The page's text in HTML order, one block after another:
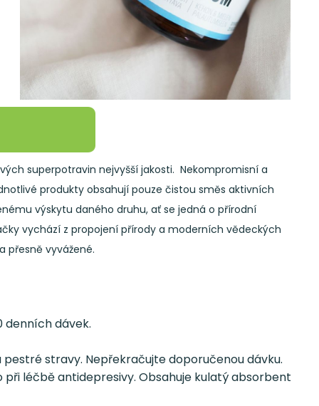
superpotravin nejvyšší jakosti. Nekompromisní a
produkty obsahují pouze čistou směs aktivních
výskytu daného druhu, ať se jedná o přírodní
vychází z propojení přírody a moderních vědeckých
přesně vyvážené.
denních dávek.
stravy. Nepřekračujte doporučenou dávku.
při léčbě antidepresivy. Obsahuje kulatý absorbent